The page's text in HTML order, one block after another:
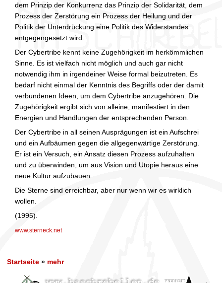
dem Prinzip der Konkurrenz das Prinzip der Solidarität, dem
Prozess der Zerstörung ein Prozess der Heilung und der
Politik der Unterdrückung eine Politik des Widerstandes
entgegengesetzt wird.
Der Cybertribe kennt keine Zugehörigkeit im herkömmlichen
Sinne. Es ist vielfach nicht möglich und auch gar nicht
notwendig ihm in irgendeiner Weise formal beizutreten. Es
bedarf nicht einmal der Kenntnis des Begriffs oder der damit
verbundenen Ideen, um dem Cybertribe anzugehören. Die
Zugehörigkeit ergibt sich von alleine, manifestiert in den
Energien und Handlungen der entsprechenden Person.
Der Cybertribe in all seinen Ausprägungen ist ein Aufschrei
und ein Aufbäumen gegen die allgegenwärtige Zerstörung.
Er ist ein Versuch, ein Ansatz diesen Prozess aufzuhalten
und zu überwinden, um aus Vision und Utopie heraus eine
neue Kultur aufzubauen.
Die Sterne sind erreichbar, aber nur wenn wir es wirklich
wollen.
(1995).
www.sterneck.net
Startseite » mehr